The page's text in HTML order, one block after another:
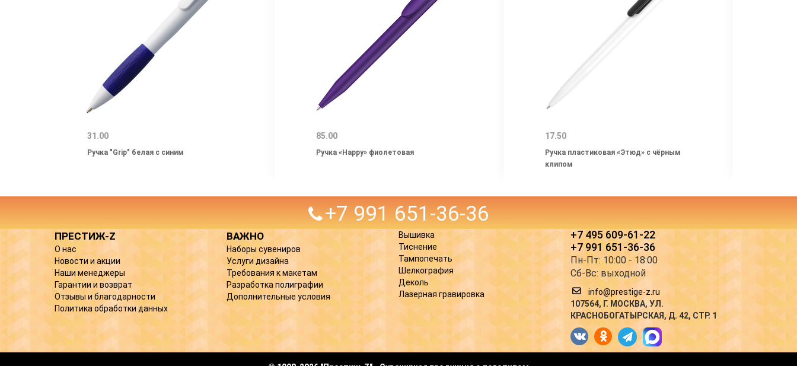
31.00
Ручка "Grip" белая с синим
85.00
Ручка «Happy» фиолетовая
17.50
Ручка пластиковая «Этюд» с чёрным
клипом
+7 991 651-36-36
ПРЕСТИЖ-Z
О нас
Новости и акции
Наши менеджеры
Гарантии и возврат
Отзывы и благодарности
Политика обработки данных
ВАЖНО
Наборы сувениров
Услуги дизайна
Требования к макетам
Разработка полиграфии
Дополнительные условия
Вышивка
Тиснение
Тампопечать
Шелкография
Деколь
Лазерная гравировка
+7 495 609-61-22
+7 991 651-36-36
Пн-Пт: 10:00 - 18:00
Сб-Вс: выходной
info@prestige-z.ru
107564, Г. МОСКВА, УЛ.
КРАСНОБОГАТЫРСКАЯ, Д. 42, СТР. 1